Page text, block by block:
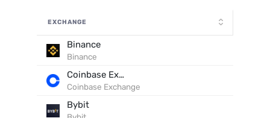
EXCHANGE
Binance
Binance
Coinbase Exchange
Coinbase Exchange
Bybit